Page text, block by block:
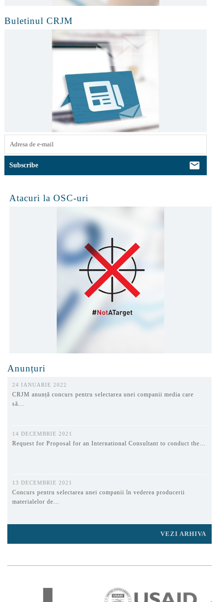
Buletinul CRJM
Atacuri la OSC-uri
Anunțuri
24 IANUARIE 2022
CRJM anunță concurs pentru selectarea unei companii media care
să…
14 DECEMBRIE 2021
Request for Proposal for an International Consultant to conduct the…
13 DECEMBRIE 2021
Concurs pentru selectarea unei companii în vederea producerii
materialelor de…
VEZI ARHIVA